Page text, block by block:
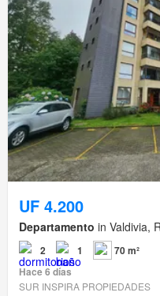
UF 4.200
Departamento in Valdivia,
2 1
70 m²
Hace 6 días
SUR INSPIRA PROPIEDADES